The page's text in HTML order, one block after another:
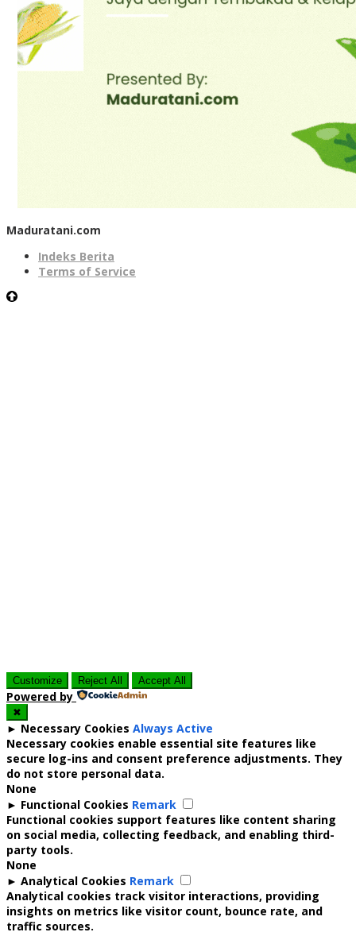
Maduratani.com
Indeks Berita
Terms of Service
Customize Reject All Accept All
Powered by
✖
► Necessary Cookies Always Active
Necessary cookies enable essential site features like
secure log-ins and consent preference adjustments. They
do not store personal data.
None
► Functional Cookies Remark
Functional cookies support features like content sharing
on social media, collecting feedback, and enabling third-
party tools.
None
► Analytical Cookies Remark
Analytical cookies track visitor interactions, providing
insights on metrics like visitor count, bounce rate, and
traffic sources.